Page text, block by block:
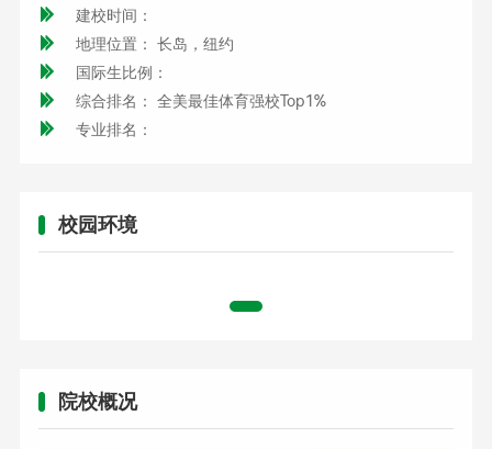
 建校时间：
 地理位置： 长岛，纽约
 国际生比例：
 综合排名： 全美最佳体育强校Top1%
 专业排名：
校园环境
院校概况